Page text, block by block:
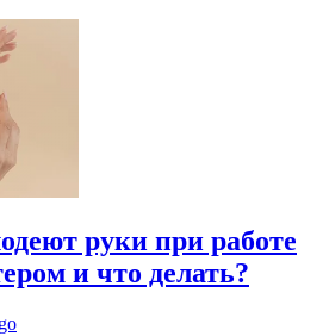
руки при работе
и что делать?